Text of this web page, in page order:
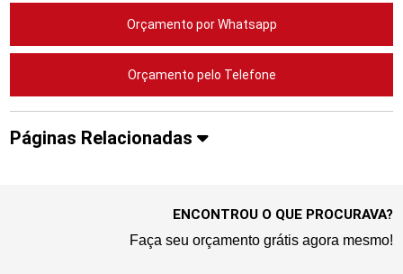
Orçamento por Whatsapp
Orçamento pelo Telefone
Páginas Relacionadas
ENCONTROU O QUE PROCURAVA?
Faça seu orçamento grátis agora mesmo!